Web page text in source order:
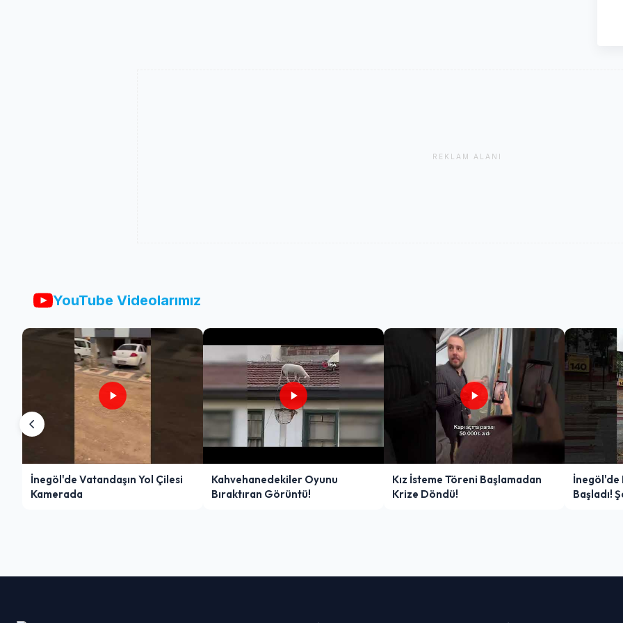
REKLAM ALANI
YouTube Videolarımız
İnegöl'de Vatandaşın Yol Çilesi
Kamerada
Kahvehanedekiler Oyunu
Bıraktıran Görüntü!
Kız İsteme Töreni Başlamadan
Krize Döndü!
İnegöl'de
Başladı!